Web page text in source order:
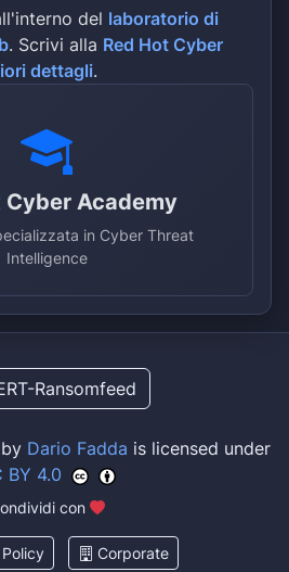
del laboratorio di
. Scrivi alla Red Hot Cyber
dettagli.
Cyber Academy
in Cyber Threat
Intelligence
Ransomfeed
Dario Fadda is licensed under
BY 4.0
con
Corporate